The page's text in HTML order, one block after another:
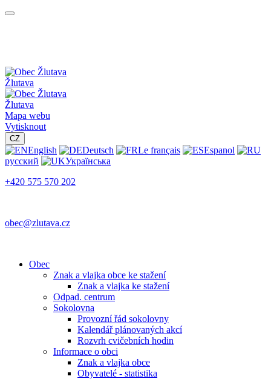
Žlutava
Žlutava
Mapa webu
Vytisknout
CZ
English Deutsch Le français
Espanol
русский
Українська
+420 575 570 202
obec@zlutava.cz
Obec
Znak a vlajka obce ke stažení
Znak a vlajka ke stažení
Odpad. centrum
Sokolovna
Provozní řád sokolovny
Kalendář plánovaných akcí
Rozvrh cvičebních hodin
Informace o obci
Znak a vlajka obce
Obyvatelé - statistika